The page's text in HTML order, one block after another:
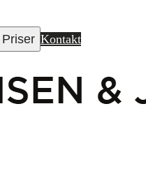
Priser Kontakt